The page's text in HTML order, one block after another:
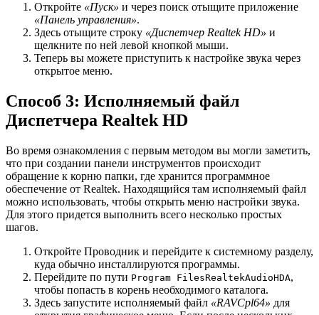
Откройте «Пуск» и через поиск отыщите приложение
«Панель управления».
Здесь отыщите строку «Диспетчер Realtek HD» и
щелкните по ней левой кнопкой мыши.
Теперь вы можете приступить к настройке звука через
открытое меню.
Способ 3: Исполняемый файл
Диспетчера Realtek HD
Во время ознакомления с первым методом вы могли заметить,
что при создании панели инструментов происходит
обращение к корню папки, где хранится программное
обеспечение от Realtek. Находящийся там исполняемый файл
можно использовать, чтобы открыть меню настройки звука.
Для этого придется выполнить всего несколько простых
шагов.
Откройте Проводник и перейдите к системному разделу,
куда обычно инсталлируются программы.
Перейдите по пути Program FilesRealtekAudioHDA,
чтобы попасть в корень необходимого каталога.
Здесь запустите исполняемый файл «RAVCpl64» для